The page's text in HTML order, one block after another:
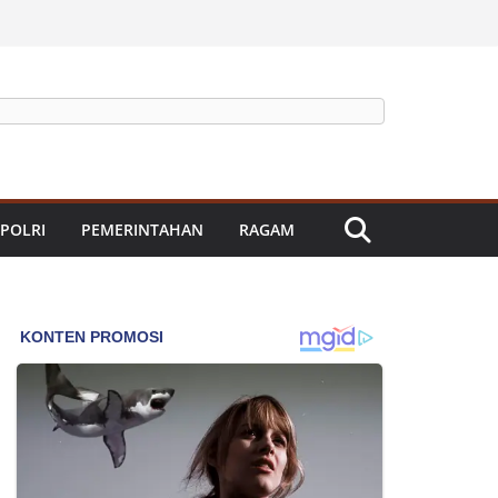
PEMERINTAHAN RAGAM